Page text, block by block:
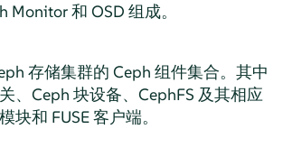
Monitor 和 OSD 组成。
存储集群的 Ceph 组件集合。其中
、Ceph 块设备、CephFS 及其相应
块和 FUSE 客户端。